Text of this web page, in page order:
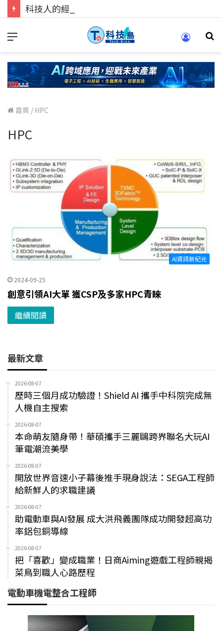
首頁 / HPC
HPC
AI資訊新紀元
2024-09-25
創意引領AI大單 獲CSP及多家HPC青睞
繼續閱讀
最新文章
2026-08-07
歷時三個月成功驗證！Shield AI 攜手中科院完成無
人機自主搜索
2026-08-07
本命萌友隨身帶！華碩攜手三麗鷗跨界聯名大玩AI
筆電潮流美學
2026-08-07
開放世界音速小子幕後推手現身說法：SEGA工程師
給新鮮人的求職建議
2026-08-07
助電動車與AI發展 成大洪飛義團隊成功開發超高功
率鋁包銅導線
2026-08-07
把「喜歡」變成職業！日商Aiming遊戲工程師親揭
菜鳥到職人心路歷程
電動車機電整合工程師